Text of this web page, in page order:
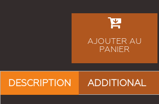
AJOUTER AU
PANIER
DESCRIPTION ADDITIONAL